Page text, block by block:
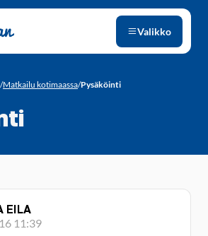
Valikko
/Matkailu kotimaassa/Pysäköinti
EILA
11:39